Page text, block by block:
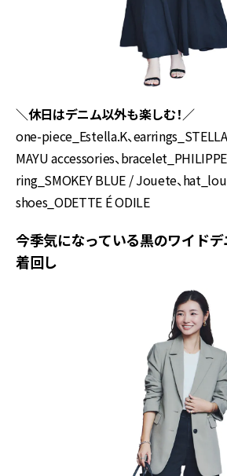
＼休日はデニム以外も楽しむ！／
one-piece_Estella.K、
MAYU accessories、bracelet_PHILIPPE
ring_SMOKEY BLUE / Jouete、
shoes_ODETTE É ODILE
今季気になっている黒のワイド
着回し